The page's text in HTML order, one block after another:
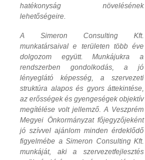
hatékonyság növelésének
lehetőségeire.
A Simeron Consulting Kft.
munkatársaival e területen több éve
dolgozom együtt. Munkájukra a
rendszerben gondolkodás, a jó
lényeglátó képesség, a szervezeti
struktúra alapos és gyors áttekintése,
az erősségek és gyengeségek objektív
megítélése volt jellemző. A Veszprém
Megyei Önkormányzat főjegyzőjeként
jó szívvel ajánlom minden érdeklődő
figyelmébe a Simeron Consulting Kft.
munkáját, aki a szervezetfejlesztés